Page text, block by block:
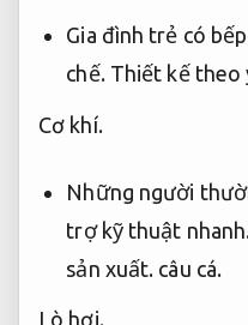
Gia đình trẻ có
chế. Thiết kế theo
Cơ khí.
Những người
trợ kỹ thuật nhanh.
sản xuất. câu cá.
Lò hơi.